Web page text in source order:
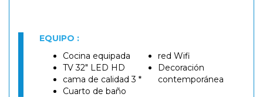
EQUIPO :
Cocina equipada
TV 32" LED HD
cama de calidad 3 *
Cuarto de baño
red Wifi
Decoración
contemporánea